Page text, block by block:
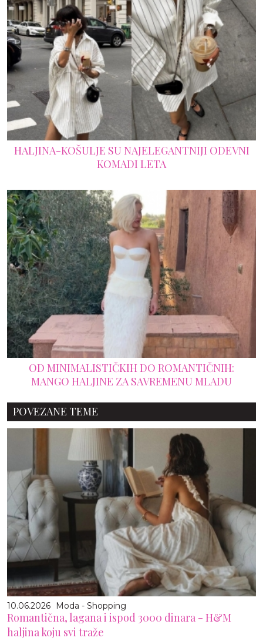
HALJINA-KOŠULJE SU NAJELEGANTNIJI ODEVNI
KOMADI LETA
OD MINIMALISTIČKIH DO ROMANTIČNIH:
MANGO HALJINE ZA SAVREMENU MLADU
POVEZANE TEME
10.06.2026 Moda - Shopping
Romantična, lagana i ispod 3000 dinara - H&M
haljina koju svi traže